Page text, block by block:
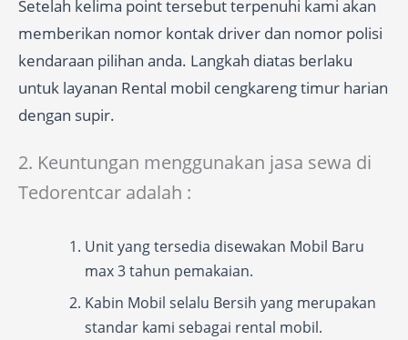
Setelah kelima point tersebut terpenuhi kami akan
memberikan nomor kontak driver dan nomor polisi
kendaraan pilihan anda. Langkah diatas berlaku
untuk layanan Rental mobil cengkareng timur harian
dengan supir.
2. Keuntungan menggunakan jasa sewa di
Tedorentcar adalah :
Unit yang tersedia disewakan Mobil Baru
max 3 tahun pemakaian.
Kabin Mobil selalu Bersih yang merupakan
standar kami sebagai rental mobil.